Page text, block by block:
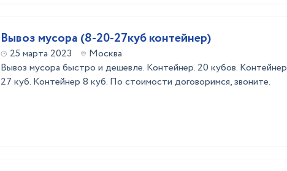
Вывоз мусора (8-20-27куб контейнер)
25 марта 2023
Москва
Вывоз мусора быстро и дешевле. Контейнер. 20 кубов. Контейнер
27 куб. Контейнер 8 куб. По стоимости договоримся, звоните.